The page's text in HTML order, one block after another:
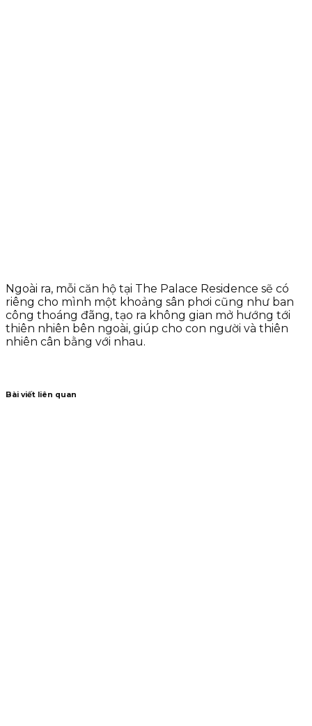
Ngoài ra, mỗi căn hộ tại The Palace Residence sẽ có
riêng cho mình một khoảng sân phơi cũng như ban
công thoáng đãng, tạo ra không gian mở hướng tới
thiên nhiên bên ngoài, giúp cho con người và thiên
nhiên cân bằng với nhau.
Bài viết liên quan